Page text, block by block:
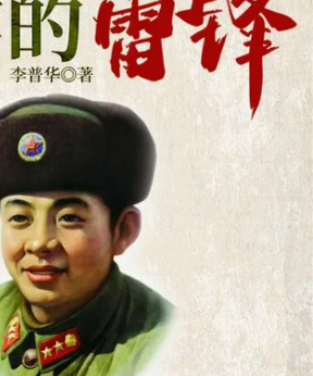
家電 運動休閒 親子玩具
裝 化妝保養 情趣用品
/紙本書
HOT